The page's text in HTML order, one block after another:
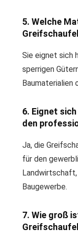
5. Welche
Sie eignet sich
sperrigen
Baumaterialien
6. Eignet
den
Ja, die
für den
Baugewerbe.
7. Wie groß